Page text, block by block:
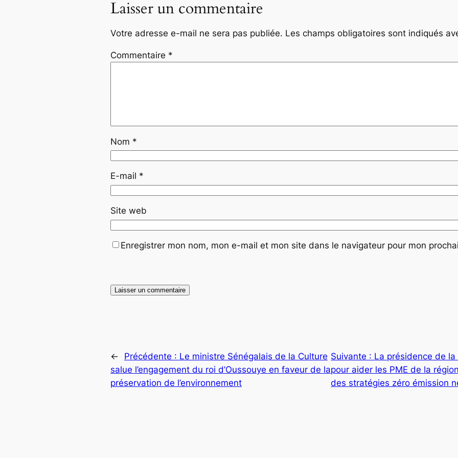
Laisser un commentaire
Votre adresse e-mail ne sera pas publiée. Les champs obligatoires sont indiqués
Commentaire *
Nom *
E-mail *
Site web
Enregistrer mon nom, mon e-mail et mon site dans le navigateur pour mon
← Précédente : Le ministre Sénégalais de la Culture
salue l’engagement du roi d’Oussouye en faveur de la
préservation de l’environnement
Suivante : La présidence de la
pour aider les PME de la
des stratégies zéro émission